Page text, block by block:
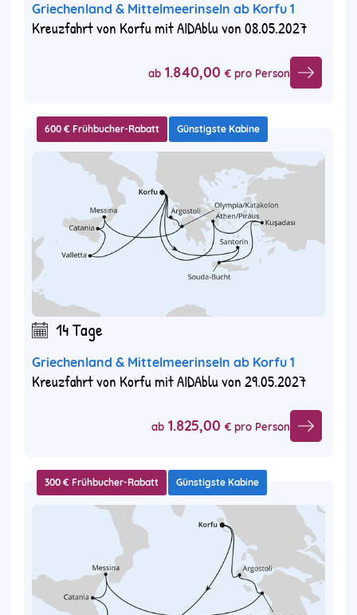
Griechenland & Mittelmeerinseln ab Korfu 1
Kreuzfahrt von Korfu mit AIDAblu von 08.05.2027
ab 1.840,00 € pro Person
600 € Frühbucher-Rabatt Günstigste Kabine
14 Tage
Griechenland & Mittelmeerinseln ab Korfu 1
Kreuzfahrt von Korfu mit AIDAblu von 29.05.2027
ab 1.825,00 € pro Person
300 € Frühbucher-Rabatt Günstigste Kabine